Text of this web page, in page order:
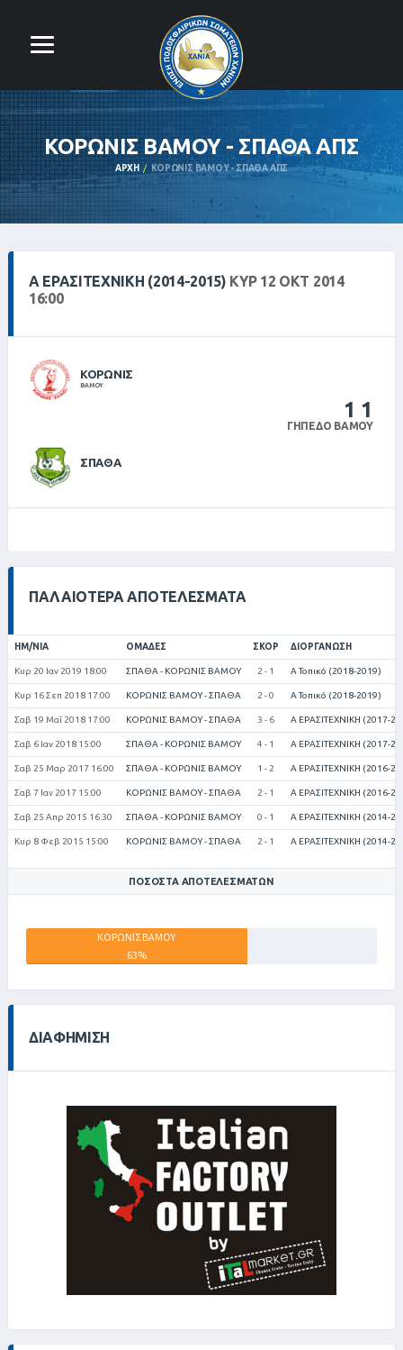
ΚΟΡΩΝΙΣ ΒΑΜΟΥ - ΣΠΑΘΑ ΑΠΣ
ΑΡΧΉ ΚΟΡΩΝΙΣ ΒΑΜΟΥ - ΣΠΑΘΑ ΑΠΣ
Α ΕΡΑΣΙΤΕΧΝΙΚΗ (2014-2015) ΚΥΡ 12 ΟΚΤ 2014
16:00
ΚΟΡΩΝΙΣ
ΒΑΜΟΥ
1 1
ΓΉΠΕΔΟ ΒΆΜΟΥ
ΣΠΑΘΑ
ΠΑΛΑΙΌΤΕΡΑ ΑΠΟΤΕΛΈΣΜΑΤΑ
ΗΜ/ΝΊΑ ΟΜΆΔΕΣ ΣΚΟΡ ΔΙΟΡΓΆΝΩΣΗ
Κυρ 20 Ιαν 2019 18:00 ΣΠΑΘΑ - ΚΟΡΩΝΙΣ ΒΑΜΟΥ 2 - 1 Α Τοπικό (2018-2019)
Κυρ 16 Σεπ 2018 17:00 ΚΟΡΩΝΙΣ ΒΑΜΟΥ - ΣΠΑΘΑ 2 - 0 Α Τοπικό (2018-2019)
Σαβ 19 Μαΐ 2018 17:00 ΚΟΡΩΝΙΣ ΒΑΜΟΥ - ΣΠΑΘΑ 3 - 6 Α ΕΡΑΣΙΤΕΧΝΙΚΗ (2017-
Σαβ 6 Ιαν 2018 15:00 ΣΠΑΘΑ - ΚΟΡΩΝΙΣ ΒΑΜΟΥ 4 - 1 Α ΕΡΑΣΙΤΕΧΝΙΚΗ (2017-
Σαβ 25 Μαρ 2017 16:00 ΣΠΑΘΑ - ΚΟΡΩΝΙΣ ΒΑΜΟΥ 1 - 2 Α ΕΡΑΣΙΤΕΧΝΙΚΗ (2016-
Σαβ 7 Ιαν 2017 15:00 ΚΟΡΩΝΙΣ ΒΑΜΟΥ - ΣΠΑΘΑ 2 - 1 Α ΕΡΑΣΙΤΕΧΝΙΚΗ (2016-
Σαβ 25 Απρ 2015 16:30 ΣΠΑΘΑ - ΚΟΡΩΝΙΣ ΒΑΜΟΥ 0 - 1 Α ΕΡΑΣΙΤΕΧΝΙΚΗ (2014-
Κυρ 8 Φεβ 2015 15:00 ΚΟΡΩΝΙΣ ΒΑΜΟΥ - ΣΠΑΘΑ 2 - 1 Α ΕΡΑΣΙΤΕΧΝΙΚΗ (2014-
ΠΟΣΟΣΤΆ ΑΠΟΤΕΛΕΣΜΆΤΩΝ
ΚΟΡΩΝΙΣ ΒΑΜΟΥ
63%
38%
-1%
ΔΙΑΦΉΜΙΣΗ